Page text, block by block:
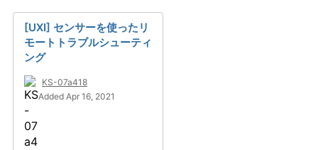
[UXI] センサーを使ったリ
モートトラブルシューティ
ング
KS-07a418
Added Apr 16, 2021